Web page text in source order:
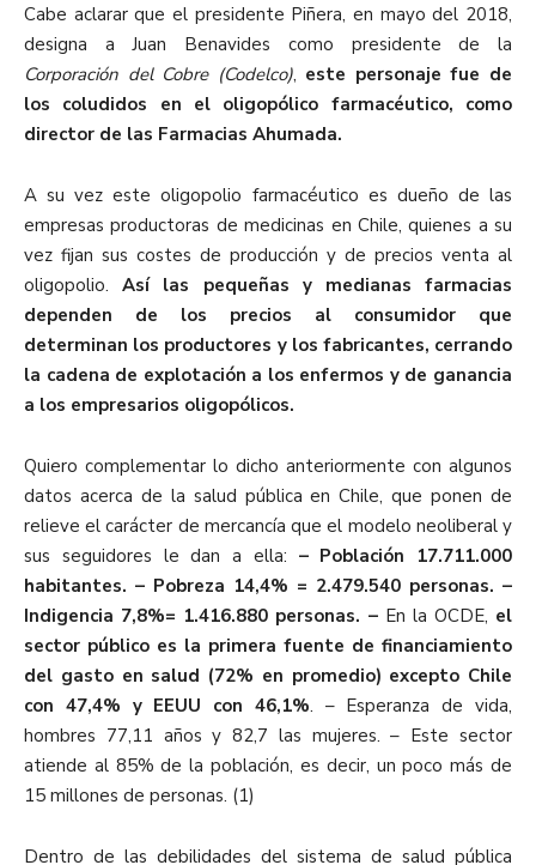
Cabe aclarar que el presidente Piñera, en mayo del 2018,
designa a Juan Benavides como presidente de la
Corporación del Cobre (Codelco), este personaje fue de
los coludidos en el oligopólico farmacéutico, como
director de las Farmacias Ahumada.
A su vez este oligopolio farmacéutico es dueño de las
empresas productoras de medicinas en Chile, quienes a su
vez fijan sus costes de producción y de precios venta al
oligopolio.Así las pequeñas y medianas farmacias
dependen de los precios al consumidor que
determinan los productores y los fabricantes, cerrando
la cadena de explotación a los enfermos y de ganancia
a los empresarios oligopólicos.
Quiero complementar lo dicho anteriormente con algunos
datos acerca de la salud pública en Chile, que ponen de
relieve el carácter de mercancía que el modelo neoliberal y
sus seguidores le dan a ella: – Población 17.711.000
habitantes. – Pobreza 14,4% = 2.479.540 personas. –
Indigencia 7,8%= 1.416.880 personas. –En la OCDE, el
sector público es la primera fuente de financiamiento
del gasto en salud (72% en promedio) excepto Chile
con 47,4% y EEUU con 46,1%. – Esperanza de vida,
hombres 77,11 años y 82,7 las mujeres. – Este sector
atiende al 85% de la población, es decir, un poco más de
15 millones de personas. (1)
Dentro de las debilidades del sistema de salud pública